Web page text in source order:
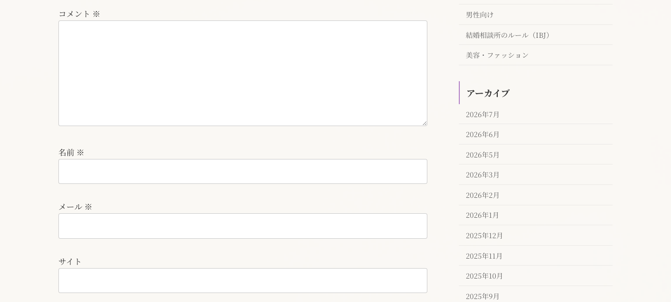
コメント ※
名前 ※
メール ※
サイト
男性向け
結婚相談所のルール（IBJ）
美容・ファッション
アーカイブ
2026年7月
2026年6月
2026年5月
2026年3月
2026年2月
2026年1月
2025年12月
2025年11月
2025年10月
2025年9月